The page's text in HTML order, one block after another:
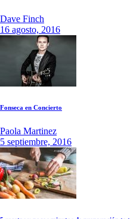
Dave Finch
16 agosto, 2016
Fonseca en Concierto
Paola Martinez
5 septiembre, 2016